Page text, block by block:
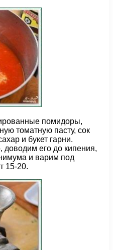
помидоры,
томатную пасту, сок
и букет гарни.
его до кипения,
и варим под
15-20.